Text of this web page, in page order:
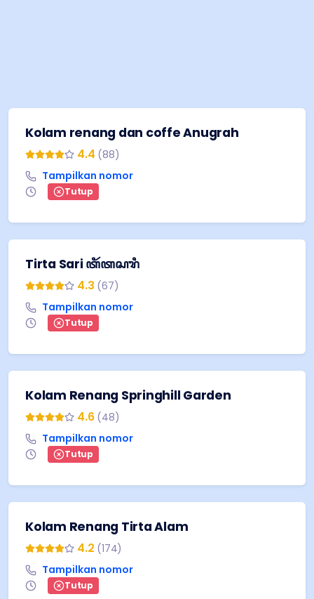
Kolam renang dan coffe Anugrah
4.4 (88)
Tampilkan nomor
Tutup
Tirta Sari ꦠꦶꦂꦠꦱꦫꦶ
4.3 (67)
Tampilkan nomor
Tutup
Kolam Renang Springhill Garden
4.6 (48)
Tampilkan nomor
Tutup
Kolam Renang Tirta Alam
4.2 (174)
Tampilkan nomor
Tutup